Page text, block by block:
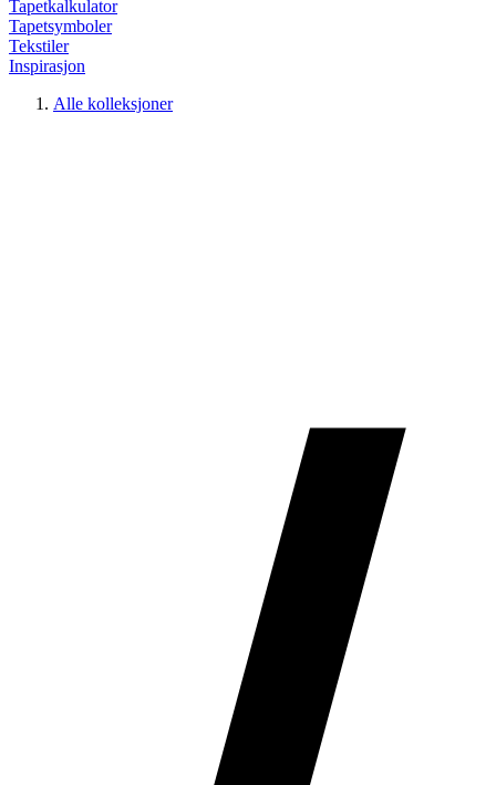
Tapetkalkulator
Tapetsymboler
Tekstiler
Inspirasjon
Alle kolleksjoner